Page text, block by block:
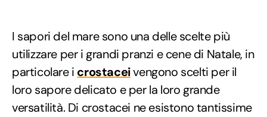
I sapori del mare sono una delle scelte più
utilizzare per i grandi pranzi e cene di Natale, in
particolare i crostaceivengono scelti per il
loro sapore delicato e per la loro grande
versatilità. Di crostacei ne esistono tantissime